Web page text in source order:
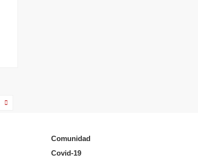
Comunidad
Covid-19